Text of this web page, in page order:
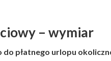
– wymiar
do płatnego urlopu